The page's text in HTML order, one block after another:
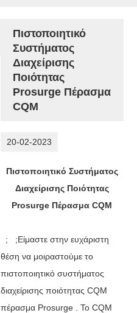
Πιστοποιητικό
Συστήματος
Διαχείρισης
Ποιότητας
Prosurge Πέρασμα
CQM
20-02-2023
Πιστοποιητικό Συστήματος
Διαχείρισης Ποιότητας
Prosurge Πέρασμα CQM
; ;Είμαστε στην ευχάριστη
θέση να μοιραστούμε το
πιστοποιητικό συστήματος
διαχείρισης ποιότητας CQM
πέρασμα Prosurge . Το CQM